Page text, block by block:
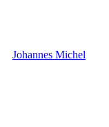
Johannes Michel